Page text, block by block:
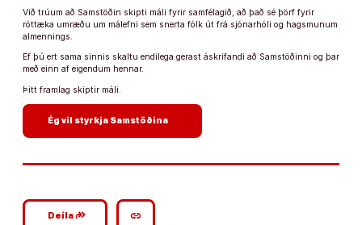
Við trúum að Samstöðin skipti máli fyrir samfélagið, að það sé þörf fyrir
róttæka umræðu um málefni sem snerta fólk út frá sjónarhóli og hagsmunum
almennings.
Ef þú ert sama sinnis skaltu endilega gerast áskrifandi að Samstöðinni og þar
með einn af eigendum hennar.
Þitt framlag skiptir máli.
Ég vil styrkja Samstöðina
Deilagoogle_plus_reshare link